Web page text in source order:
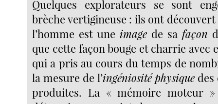
Quelques explorateurs se sont
brèche vertigineuse : ils ont découvert
l’homme est une imagede safaçon
que cette façon bouge et charrie avec
qui a pris au cours du temps de
la mesure de l’ingéniosité physiquedes
produites. La « mémoire moteur »